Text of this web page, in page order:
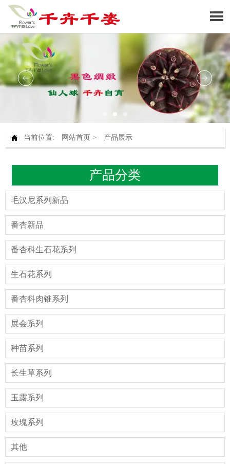

 当前位置: 网站首页 > 产品展示
产品分类
毛汉尼系列新品
番杏新品
番杏科生石花系列
生石花系列
番杏科肉锥系列
展会系列
种苗系列
长生草系列
玉露系列
玫瑰系列
其他